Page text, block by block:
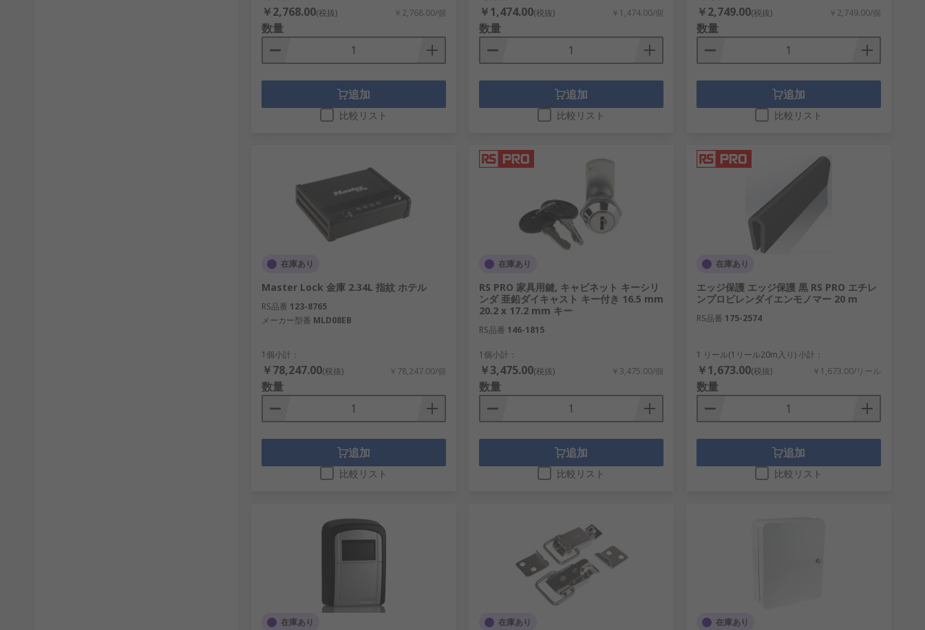
￥2,768.00(税抜) ￥2,768.00/個
数量
追加
比較リスト
￥1,474.00(税抜) ￥1,474.00/個
数量
追加
比較リスト
￥2,749.00(税抜) ￥2,749.00/個
数量
追加
比較リスト
在庫あり
Master Lock 金庫 2.34L 指紋 ホテル
RS品番 123-8765
メーカー型番 MLD08EB
1個小計：
￥78,247.00(税抜) ￥78,247.00/個
数量
追加
比較リスト
在庫あり
RS PRO 家具用鍵, キャビネット キーシリ
ンダ 亜鉛ダイキャスト キー付き 16.5 mm
20.2 x 17.2 mm キー
RS品番 146-1815
1個小計：
￥3,475.00(税抜) ￥3,475.00/個
数量
追加
比較リスト
在庫あり
エッジ保護 エッジ保護 黒 RS PRO エチレ
ンプロピレンダイエンモノマー 20 m
RS品番 175-2574
1 リール(1リール20m入り) 小計：
￥1,673.00(税抜) ￥1,673.00/リール
数量
追加
比較リスト
在庫あり 在庫あり 在庫あり